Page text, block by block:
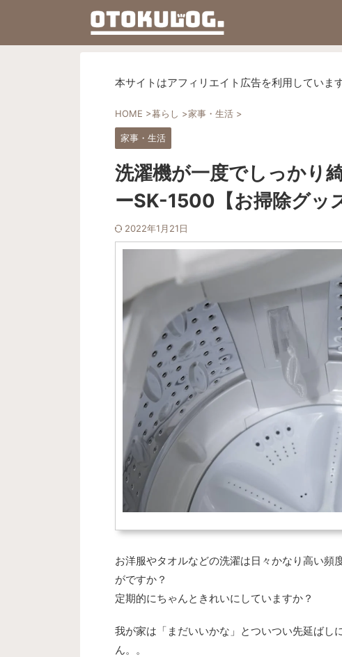
本サイトはアフィリエイト広告を利用しています
HOME >暮らし >家事・生活 >
家事・生活
洗濯機が一度でしっかり
ーSK-1500【お掃除グッ
2022年1月21日
お洋服やタオルなどの洗濯は日々かなり高い
がですか？
定期的にちゃんときれいにしていますか？
我が家は「まだいいかな」とついつい先延ばし
ん。。